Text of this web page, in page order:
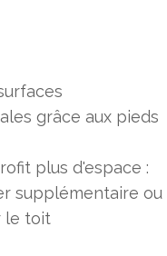
grâce aux pieds
plus d'espace :
supplémentaire ou
le toit